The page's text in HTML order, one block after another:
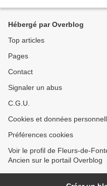
Hébergé par Overblog
Top articles
Pages
Contact
Signaler un abus
C.G.U.
Cookies et données
Préférences cookies
Voir le profil de Fleurs-de-
Ancien sur le portail Overblog